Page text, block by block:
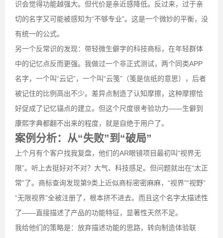
识会觉得功能越强大。但代价是亲近感降低。反过来，过于亲
切的名字又可能被感知为“不够专业”。这是一个微妙的平衡，没
有统一的公式。
另一个反常识的发现：带轻微生僻字的科技商标，在年轻群体
中的记忆点反而更强。我做过一个非正式测试，两个同类APP
名字，一个叫“云记”，一个叫“云笺”（笺是信纸的意思），后者
被记住的比例高出不少。差异点制造了认知摩擦，这种摩擦恰
好促成了记忆锚点的建立。但这个尺度很考验功力——生僻到
康熙字典都翻不出来的程度，就是自绝于用户了。
案例分析：从“失败”到“破局”
上个月有个客户找我复盘，他们的AR眼镜项目最初叫“视界无
限”。听上去挺好对不对？大气、科技感足。但问题就出在“太正
常”了。商标查询发现第9类上近似商标密密麻麻，“视界”“视野”
“无限视界”全被注册了，根本挤不进去。而且这个名字太描述性
了——直接描述了产品的功能特征，显著性天然不足。
我给他们的策略是：放弃描述功能的思路，转向制造体验联